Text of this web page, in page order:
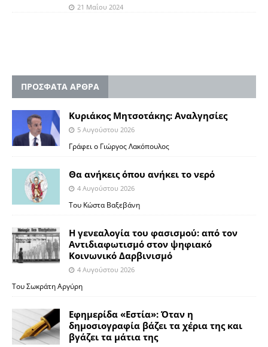
21 Μαΐου 2024
ΠΡΟΣΦΑΤΑ ΑΡΘΡΑ
Κυριάκος Μητσοτάκης: Αναλγησίες
5 Αυγούστου 2026
Γράφει ο Γιώργος Λακόπουλος
Θα ανήκεις όπου ανήκει το νερό
4 Αυγούστου 2026
Του Κώστα Βαξεβάνη
Η γενεαλογία του φασισμού: από τον
Αντιδιαφωτισμό στον ψηφιακό
Κοινωνικό Δαρβινισμό
4 Αυγούστου 2026
Του Σωκράτη Αργύρη
Εφημερίδα «Εστία»: Όταν η
δημοσιογραφία βάζει τα χέρια της και
βγάζει τα μάτια της